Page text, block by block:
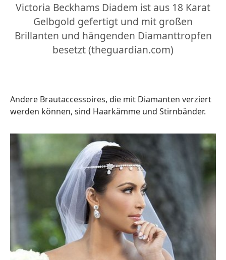
Victoria Beckhams Diadem ist aus 18 Karat
Gelbgold gefertigt und mit großen
Brillanten und hängenden Diamanttropfen
besetzt (theguardian.com)
Andere Brautaccessoires, die mit Diamanten verziert
werden können, sind Haarkämme und Stirnbänder.